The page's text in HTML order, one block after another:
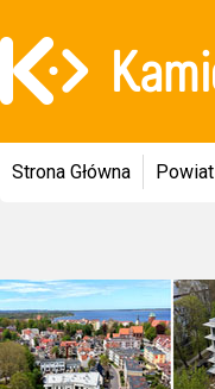
Strona Główna Powiat